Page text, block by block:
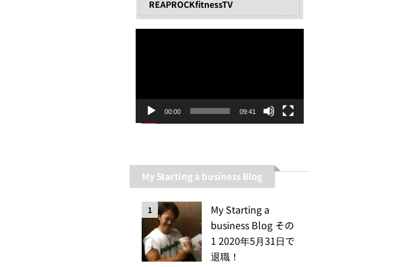
REAPROCKfitnessTV
ー
00:00 09:41
My Starting a business Blog
1
My Starting a
business Blog その
1 2020年5月31日で
退職！